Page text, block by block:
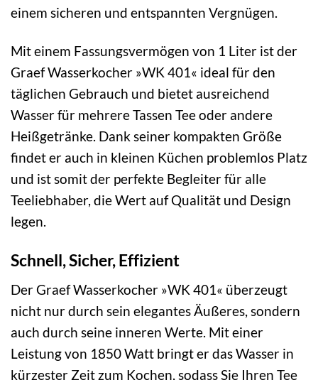
einem sicheren und entspannten Vergnügen.
Mit einem Fassungsvermögen von 1 Liter ist der
Graef Wasserkocher »WK 401« ideal für den
täglichen Gebrauch und bietet ausreichend
Wasser für mehrere Tassen Tee oder andere
Heißgetränke. Dank seiner kompakten Größe
findet er auch in kleinen Küchen problemlos Platz
und ist somit der perfekte Begleiter für alle
Teeliebhaber, die Wert auf Qualität und Design
legen.
Schnell, Sicher, Effizient
Der Graef Wasserkocher »WK 401« überzeugt
nicht nur durch sein elegantes Äußeres, sondern
auch durch seine inneren Werte. Mit einer
Leistung von 1850 Watt bringt er das Wasser in
kürzester Zeit zum Kochen, sodass Sie Ihren Tee